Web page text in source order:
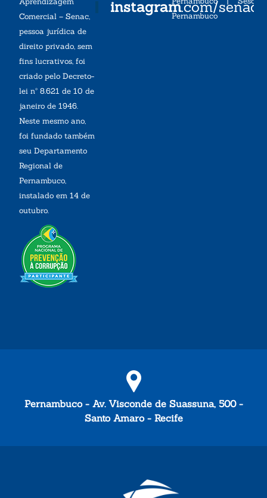
Comercial – Senac,
pessoa jurídica de
direito privado, sem
fins lucrativos, foi
criado pelo Decreto-
lei nº 8.621 de 10 de
janeiro de 1946.
Neste mesmo ano,
foi fundado também
seu Departamento
Regional de
Pernambuco,
instalado em 14 de
outubro.
instagram.com/
Pernambuco
Pernambuco - Av. Visconde de Suassuna, 500 -
Santo Amaro - Recife